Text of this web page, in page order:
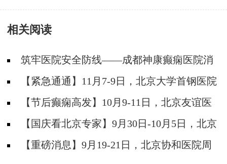
相关阅读
筑牢医院安全防线——成都神康癫痫医院消
防安全培训纪实
【紧急通通】11月7-9日，北京大学首钢医院
神经内科胡颖教授亲临成都会诊，破解癫痫疑难
【节后癫痫高发】10月9-11日，北京友谊医
院陈葵博士免费会诊+治疗援助，破解癫痫难
题！
【国庆看北京专家】9月30日-10月5日，北京
天坛&首钢医院两大专家蓉城亲诊+癫痫大额救
【重磅消息】9月19-21日，北京协和医院周